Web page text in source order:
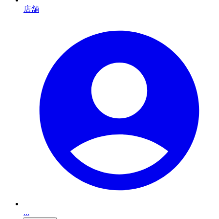
店舗
...